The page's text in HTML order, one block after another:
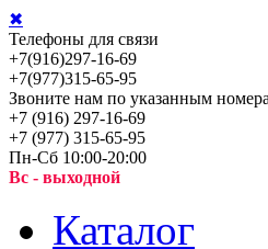
✖
Телефоны для связи
+7(916)297-16-69
+7(977)315-65-95
Звоните нам по указанным
+7 (916) 297-16-69
+7 (977) 315-65-95
Пн-Сб 10:00-20:00
Вс - выходной
Каталог